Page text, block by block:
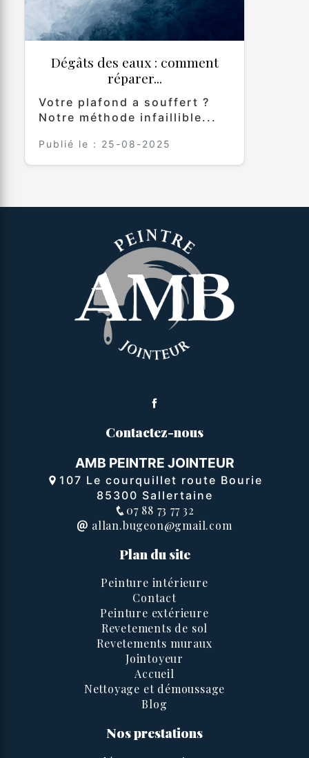
Dégâts des eaux : comment
réparer...
Votre plafond a souffert ?
Notre méthode infaillible...
Publié le : 25-08-2025
Contactez-nous
AMB PEINTRE JOINTEUR
107 Le courquillet route Bourie
85300 Sallertaine
07 88 73 77 32
allan.bugeon@gmail.com
Plan du site
Peinture intérieure
Contact
Peinture extérieure
Revetements de sol
Revetements muraux
Jointoyeur
Accueil
Nettoyage et démoussage
Blog
Nos prestations